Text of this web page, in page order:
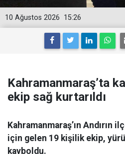
15:26
10 Ağustos 2026
Kahramanmaraş’ta
ekip sağ kurtarıldı
Kahramanmaraş’ın Andırın
için gelen 19 kişilik ekip,
kayboldu.